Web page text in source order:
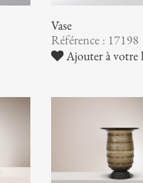
Vase
Référence : 17198
Ajouter à votre